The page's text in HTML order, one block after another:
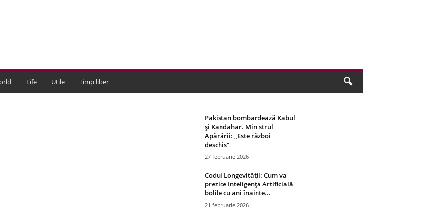
Life Utile Timp liber
Pakistan bombardează Kabul
și Kandahar. Ministrul
Apărării: „Este război
deschis”
27 februarie 2026
Codul Longevității: Cum va
prezice Inteligența Artificială
bolile cu ani înainte...
21 februarie 2026